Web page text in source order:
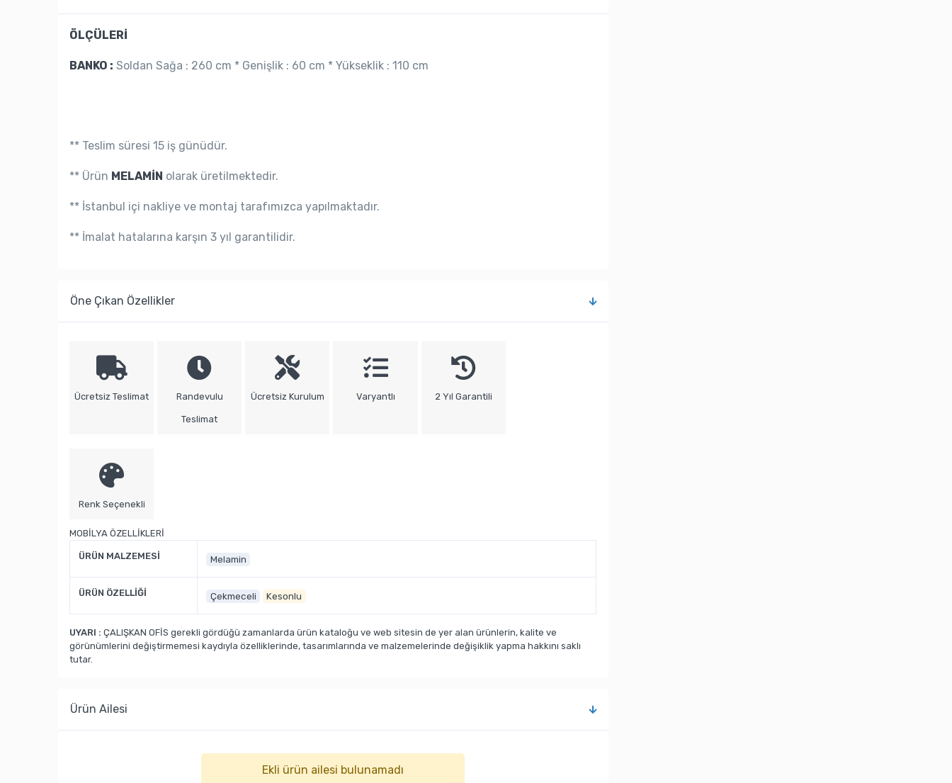
ÖLÇÜLERİ
BANKO : Soldan Sağa : 260 cm * Genişlik : 60 cm * Yükseklik : 110 cm
** Teslim süresi 15 iş günüdür.
** Ürün MELAMİN olarak üretilmektedir.
** İstanbul içi nakliye ve montaj tarafımızca yapılmaktadır.
** İmalat hatalarına karşın 3 yıl garantilidir.
Öne Çıkan Özellikler
Ücretsiz Teslimat Randevulu
Teslimat
Ücretsiz Kurulum Varyantlı 2 Yıl Garantili
Renk Seçenekli
MOBİLYA ÖZELLİKLERİ
ÜRÜN MALZEMESİ Melamin
ÜRÜN ÖZELLİĞİ Çekmeceli Kesonlu
UYARI : ÇALIŞKAN OFİS gerekli gördüğü zamanlarda ürün kataloğu ve web sitesin de yer alan ürünlerin, kalite ve
görünümlerini değiştirmemesi kaydıyla özelliklerinde, tasarımlarında ve malzemelerinde değişiklik yapma hakkını saklı
tutar.
Ürün Ailesi
Ekli ürün ailesi bulunamadı